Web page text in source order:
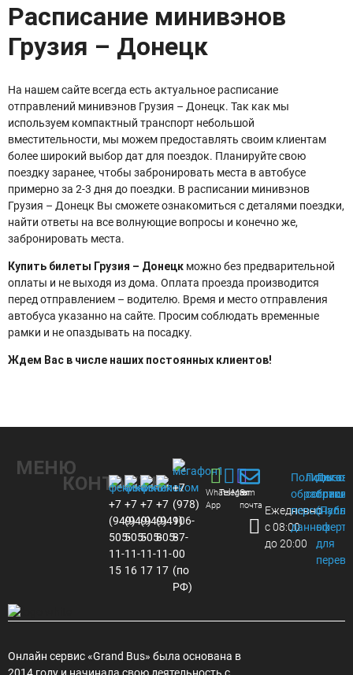
Расписание минивэнов
Грузия – Донецк
На нашем сайте всегда есть актуальное расписание
отправлений минивэнов Грузия – Донецк. Так как мы
используем компактный транспорт небольшой
вместительности, мы можем предоставлять своим клиентам
более широкий выбор дат для поездок. Планируйте свою
поездку заранее, чтобы забронировать места в автобусе
примерно за 2-3 дня до поездки. В расписании минивэнов
Грузия – Донецк Вы сможете ознакомиться с деталями поездки,
найти ответы на все волнующие вопросы и конечно же,
забронировать места.
Купить билеты Грузия – Донецк можно без предварительной
оплаты и не выходя из дома. Оплата проезда производится
перед отправлением – водителю. Время и место отправления
автобуса указанно на сайте. Просим соблюдать временные
рамки и не опаздывать на посадку.
Ждем Вас в числе наших постоянных клиентов!
МЕНЮ
КОНТАКТЫ
+7
(949)
505-
11-
15
+7
(949)
505-
11-
16
+7
(949)
505-
11-
17
+7
(949)
805-
11-
17
+7
(978)
106-
87-
00
(по
РФ)
Whats
App
Telegram
Max
Эл.
почта Ежедневно
с 08:00
до 20:00
Политика
обработки
данных
для
Онлайн сервис «Grand Bus» была основана в